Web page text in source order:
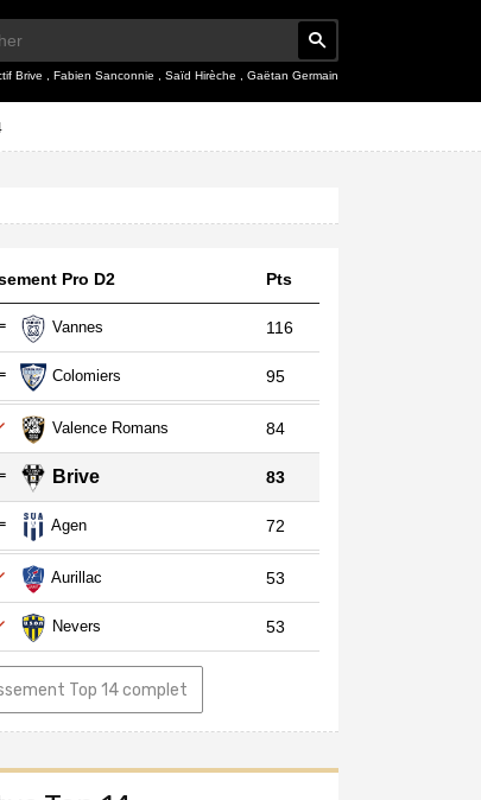
Brive Fabien Sanconnie Saïd Hirèche Gaëtan Germain
Pro D2 Pts
Vannes 116
Colomiers 95
Valence Romans 84
Brive 83
Agen 72
Aurillac 53
Nevers 53
Top 14 complet